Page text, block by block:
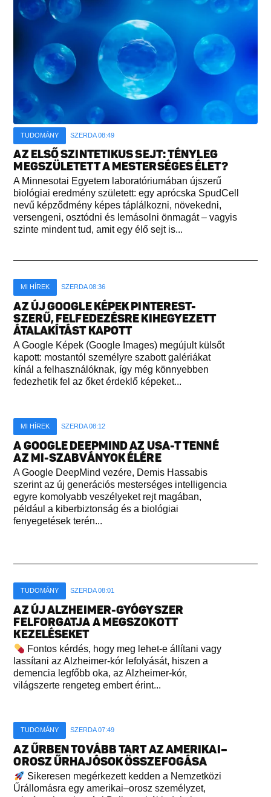
TUDOMÁNY SZERDA 08:49
AZ ELSŐ SZINTETIKUS SEJT: TÉNYLEG
MEGSZÜLETETT A MESTERSÉGES ÉLET?
A Minnesotai Egyetem laboratóriumában újszerű
biológiai eredmény született: egy aprócska SpudCell
nevű képződmény képes táplálkozni, növekedni,
versengeni, osztódni és lemásolni önmagát – vagyis
szinte mindent tud, amit egy élő sejt is...
MI HÍREK SZERDA 08:36
AZ ÚJ GOOGLE KÉPEK PINTEREST-
SZERŰ, FELFEDEZÉSRE KIHEGYEZETT
ÁTALAKÍTÁST KAPOTT
A Google Képek (Google Images) megújult külsőt
kapott: mostantól személyre szabott galériákat
kínál a felhasználóknak, így még könnyebben
fedezhetik fel az őket érdeklő képeket...
MI HÍREK SZERDA 08:12
A GOOGLE DEEPMIND AZ USA-T TENNÉ
AZ MI-SZABVÁNYOK ÉLÉRE
A Google DeepMind vezére, Demis Hassabis
szerint az új generációs mesterséges intelligencia
egyre komolyabb veszélyeket rejt magában,
például a kiberbiztonság és a biológiai
fenyegetések terén...
TUDOMÁNY SZERDA 08:01
AZ ÚJ ALZHEIMER-GYÓGYSZER
FELFORGATJA A MEGSZOKOTT
KEZELÉSEKET
Fontos kérdés, hogy meg lehet-e állítani vagy
lassítani az Alzheimer-kór lefolyását, hiszen a
demencia legfőbb oka, az Alzheimer-kór,
világszerte rengeteg embert érint...
TUDOMÁNY SZERDA 07:49
AZ ŰRBEN TOVÁBB TART AZ AMERIKAI–
OROSZ ŰRHAJÓSOK ÖSSZEFOGÁSA
Sikeresen megérkezett kedden a Nemzetközi
Űrállomásra egy amerikai–orosz személyzet,